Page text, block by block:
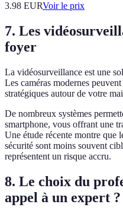
3.98 EURVoir le prix
7. Les
foyer
La vidéosurveillance est une
Les caméras modernes
stratégiques autour de votre
De nombreux systèmes
smartphone, vous offrant une
Une étude récente montre que
sécurité sont moins souvent
représentent un risque accru.
8. Le choix du
appel à un expert ?